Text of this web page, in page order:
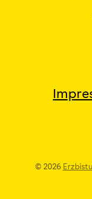
© 2026